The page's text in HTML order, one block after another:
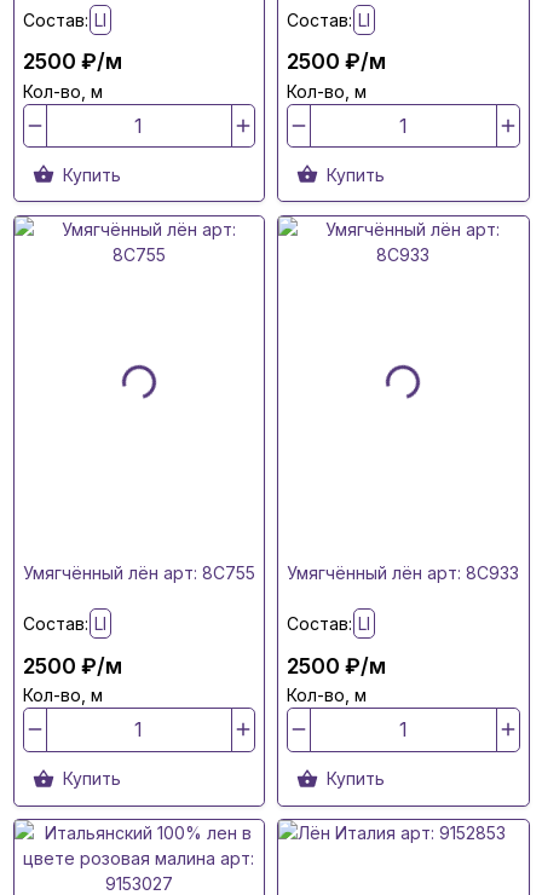
Состав: LI
2500 ₽/м
Кол-во, м
Купить
Состав: LI
2500 ₽/м
Кол-во, м
Купить
Умягчённый лён арт: 8C755
Состав: LI
2500 ₽/м
Кол-во, м
Купить
Умягчённый лён арт: 8C933
Состав: LI
2500 ₽/м
Кол-во, м
Купить